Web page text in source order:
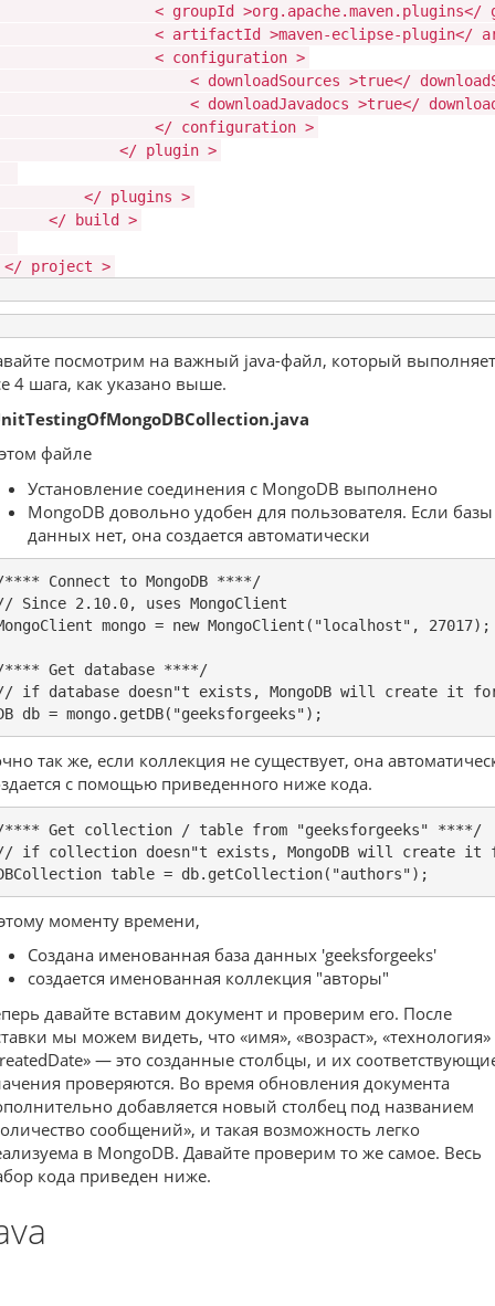
< groupId >org.apache.maven.plugins</
< artifactId >maven-eclipse-plugin</
< configuration >
< downloadSources >true</
< downloadJavadocs >true</
</ configuration >
</ plugin >
</ plugins >
</
build >
</ project >
посмотрим на важный java-файл, который выполняет
4 шага, как указано выше.
файле
Установление соединения с MongoDB выполнено
MongoDB довольно удобен для пользователя. Если базы
данных нет, она создается автоматически
Connect to MongoDB ****/
Since 2.10.0, uses MongoClient
mongo = new MongoClient("localhost", 27017);
Get database ****/
if database doesn"t exists, MongoDB will create it
db = mongo.getDB("geeksforgeeks");
так же, если коллекция не существует, она
с помощью приведенного ниже кода.
Get collection / table from "geeksforgeeks" ****/
if collection doesn"t exists, MongoDB will create it
table = db.getCollection("authors");
моменту времени,
Создана именованная база данных 'geeksforgeeks'
создается именованная коллекция "авторы"
давайте вставим документ и проверим его. После
мы можем видеть, что «имя», «возраст»,
— это созданные столбцы, и их
проверяются. Во время обновления документа
добавляется новый столбец под названием
сообщений», и такая возможность легко
в MongoDB. Давайте проверим то же самое. Весь
кода приведен ниже.